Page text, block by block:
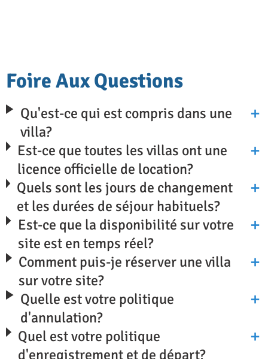
Foire Aux Questions
Qu'est-ce qui est compris dans une
villa?
Est-ce que toutes les villas ont une
licence officielle de location?
Quels sont les jours de changement
et les durées de séjour habituels?
Est-ce que la disponibilité sur votre
site est en temps réel?
Comment puis-je réserver une villa
sur votre site?
Quelle est votre politique
d'annulation?
Quel est votre politique
d'enregistrement et de départ?